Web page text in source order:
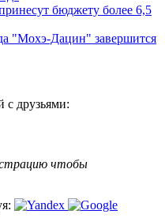
бюджету более 6,5
"Мохэ-Дацин" завершится
с друзьями:
чтобы